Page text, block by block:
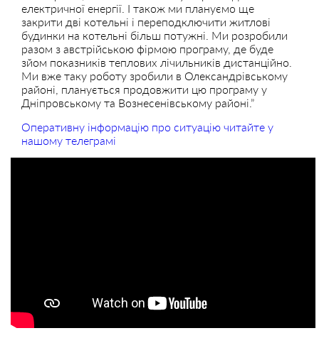
електричної енергії. І також ми плануємо ще
закрити дві котельні і переподключити житлові
будинки на котельні більш потужні. Ми розробили
разом з австрійською фірмою програму, де буде
зйом показників теплових лічильників дистанційно.
Ми вже таку роботу зробили в Олександрівському
районі, планується продовжити цю програму у
Дніпровському та Вознесенівському районі.”
Оперативну інформацію про ситуацію читайте у
нашому телеграмі